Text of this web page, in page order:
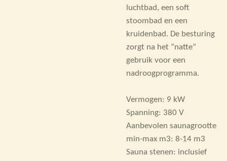
luchtbad, een soft
stoombad en een
kruidenbad. De besturing
zorgt na het “natte”
gebruik voor een
nadroogprogramma.
Vermogen: 9 kW
Spanning: 380 V
Aanbevolen saunagrootte
min-max m3: 8-14 m3
Sauna stenen: inclusief